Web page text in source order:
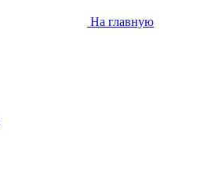
На главную